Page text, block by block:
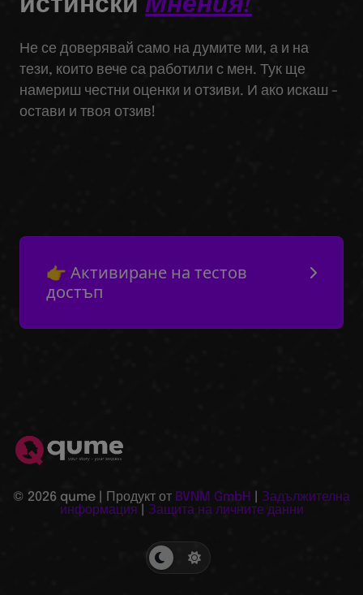
Не се доверявай само на думите ми, а и на
тези, които вече са работили с мен. Тук ще
намериш честни оценки и отзиви. И ако искаш -
остави и твоя отзив!
👉 Активиране на тестов
достъп
© 2026 qume | Продукт от BVNM GmbH
Задължителна
информация
Защита на личните данни